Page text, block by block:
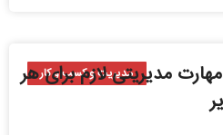
مدیریت و کسب و کار
۱2 مهارت مدیریتی لازم برای هر